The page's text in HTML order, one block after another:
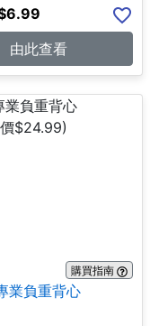
6.99
由此查看
購買指南
業負重背心